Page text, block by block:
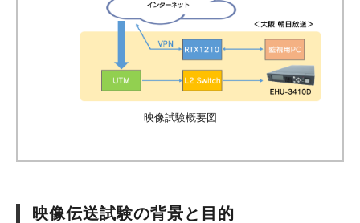
映像試験概要図
映像伝送試験の背景と目的